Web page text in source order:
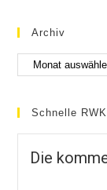
Archiv
Schnelle
Die